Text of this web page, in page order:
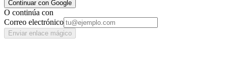
Continuar con Google
O continúa con
Correo electrónico
Enviar enlace mágico